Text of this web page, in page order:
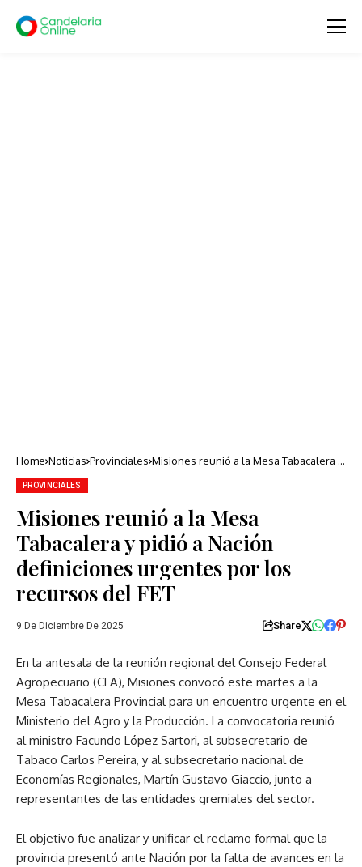
Home Noticias Provinciales Misiones reunió a la Mesa Tabacalera y
PROVINCIALES
Misiones reunió a la Mesa
Tabacalera y pidió a Nación
definiciones urgentes por los
recursos del FET
9 De Diciembre De 2025 Share
En la antesala de la reunión regional del Consejo Federal
Agropecuario (CFA), Misiones convocó este martes a la
Mesa Tabacalera Provincial para un encuentro urgente en el
Ministerio del Agro y la Producción. La convocatoria reunió
al ministro Facundo López Sartori, al subsecretario de
Tabaco Carlos Pereira, y al subsecretario nacional de
Economías Regionales, Martín Gustavo Giaccio, junto a
representantes de las entidades gremiales del sector.
El objetivo fue analizar y unificar el reclamo formal que la
provincia presentó ante Nación por la falta de avances en la